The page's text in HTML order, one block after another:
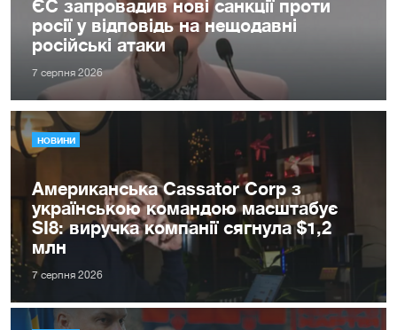
ЄС запровадив нові санкції проти
росії у відповідь на нещодавні
російські атаки
7 серпня 2026
НОВИНИ
Американська Cassator Corp з
українською командою масштабує
SI8: виручка компанії сягнула $1,2
млн
7 серпня 2026